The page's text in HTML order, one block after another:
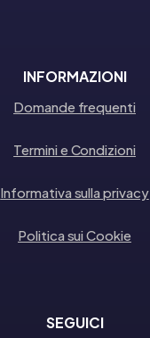
INFORMAZIONI
Domande frequenti
Termini e Condizioni
Informativa sulla privacy
Politica sui Cookie
SEGUICI